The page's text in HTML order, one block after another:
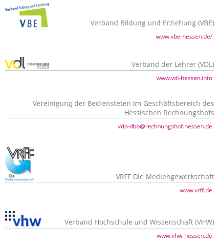
Verband Bildung und Erziehung (VBE)
www.vbe-hessen.de/
Verband der Lehrer (VDL)
www.vdl-hessen.info
Vereinigung der Bediensteten im Geschäftsbereich des
Hessischen Rechnungshofs
vdp-dbb@rechnungshof.hessen.de
VRFF Die Mediengewerkschaft
www.vrff.de
Verband Hochschule und Wissenschaft (VHW)
www.vhw-hessen.de